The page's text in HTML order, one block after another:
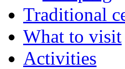
Traditional
What to visit
Activities